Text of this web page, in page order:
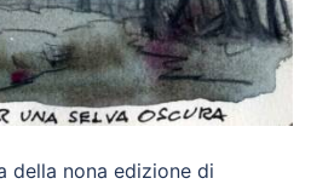
della nona edizione di